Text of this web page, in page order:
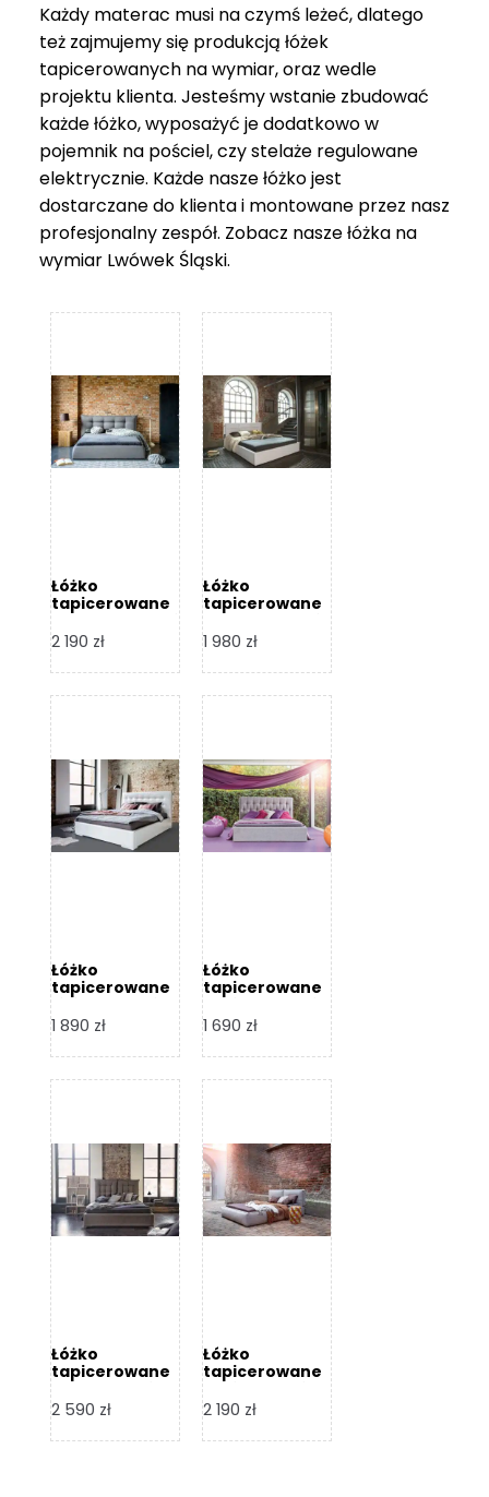
Każdy materac musi na czymś leżeć, dlatego
też zajmujemy się produkcją łóżek
tapicerowanych na wymiar, oraz wedle
projektu klienta. Jesteśmy wstanie zbudować
każde łóżko, wyposażyć je dodatkowo w
pojemnik na pościel, czy stelaże regulowane
elektrycznie. Każde nasze łóżko jest
dostarczane do klienta i montowane przez nasz
profesjonalny zespół. Zobacz naszełóżka na
wymiar Lwówek Śląski.
Łóżko
tapicerowane
Design
2 190 zł
Łóżko
tapicerowane
Design
1 980 zł
Łóżko
tapicerowane
Design
1 890 zł
Łóżko
tapicerowane
Design
1 690 zł
Łóżko
tapicerowane
Design
2 590 zł
Łóżko
tapicerowane
Design
2 190 zł